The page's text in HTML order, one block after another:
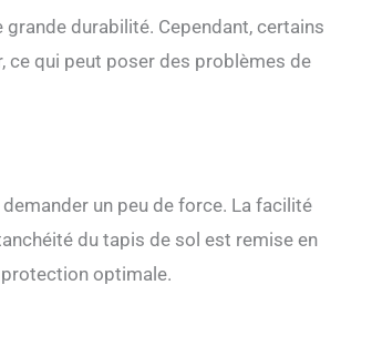
durabilité. Cependant, certains
ce qui peut poser des problèmes de
un peu de force. La facilité
du tapis de sol est remise en
optimale.